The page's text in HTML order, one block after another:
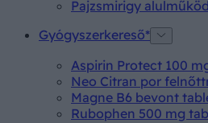
Pajzsmirigy
Gyógyszerkereső*
Aspirin Protect 100
Neo Citran por
Magne B6 bevont
Rubophen 500 mg